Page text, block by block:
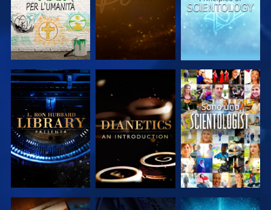
ESPLORA LE
SERIE
ESPLORA LE
SERIE
GUARDA